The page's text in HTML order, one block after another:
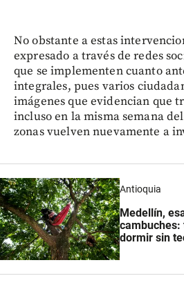
No obstante a estas
expresado a través de redes
que se implementen cuanto
integrales, pues varios
imágenes que evidencian que
incluso en la misma semana
zonas vuelven nuevamente a
Antioquia
Medellín,
cambuches:
dormir sin